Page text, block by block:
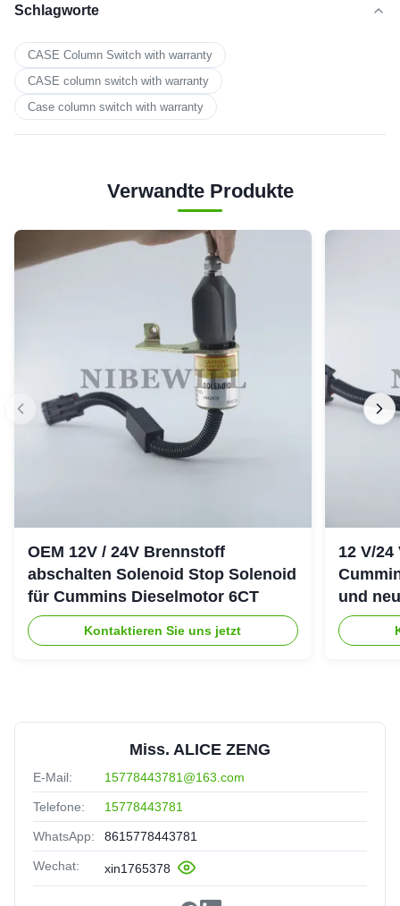
Schlagworte
CASE Column Switch with warranty
CASE column switch with warranty
Case column switch with warranty
Verwandte Produkte
OEM 12V / 24V Brennstoff
abschalten Solenoid Stop Solenoid
für Cummins Dieselmotor 6CT
Kontaktieren Sie uns jetzt
12 V/
und
Miss. ALICE ZENG
E-Mail: 15778443781@163.com
Telefone: 15778443781
WhatsApp: 8615778443781
Wechat: xin1765378